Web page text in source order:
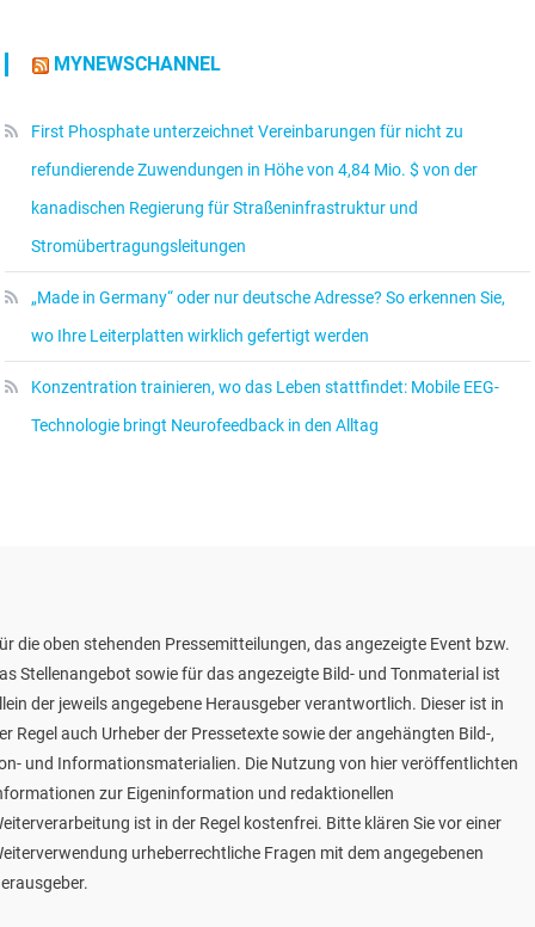
MYNEWSCHANNEL
First Phosphate unterzeichnet Vereinbarungen für nicht zu
refundierende Zuwendungen in Höhe von 4,84 Mio. $ von der
kanadischen Regierung für Straßeninfrastruktur und
Stromübertragungsleitungen
„Made in Germany“ oder nur deutsche Adresse? So erkennen Sie,
wo Ihre Leiterplatten wirklich gefertigt werden
Konzentration trainieren, wo das Leben stattfindet: Mobile EEG-
Technologie bringt Neurofeedback in den Alltag
die oben stehenden Pressemitteilungen, das angezeigte Event bzw.
Stellenangebot sowie für das angezeigte Bild- und Tonmaterial ist
der jeweils angegebene Herausgeber verantwortlich. Dieser ist in
Regel auch Urheber der Pressetexte sowie der angehängten Bild-,
und Informationsmaterialien. Die Nutzung von hier veröffentlichten
zur Eigeninformation und redaktionellen
ist in der Regel kostenfrei. Bitte klären Sie vor einer
urheberrechtliche Fragen mit dem angegebenen